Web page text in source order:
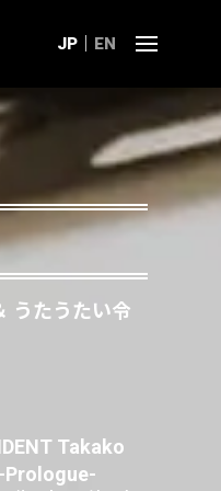
JP EN
うたうたい令
Takako
Prologue-